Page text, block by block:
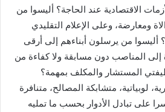
الاقتصادية عند الحاجة؟ أليسوا من
ومعارضة، وعلى الإعلام التقليدي
أليسوا من يرسلون أبناءهم إلى أرقى
إلى المناصب دون مسابقة ولا كفاءة من
المستشار والمكلف بمهمة؟
لوبياتية، متشابكة المصالح، متنافرة
على تبادل الأدوار بحسب ما تمليه